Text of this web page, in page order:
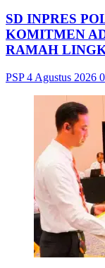
SD INPRES
KOMITMEN
RAMAH
PSP4 Agustus 2026 0